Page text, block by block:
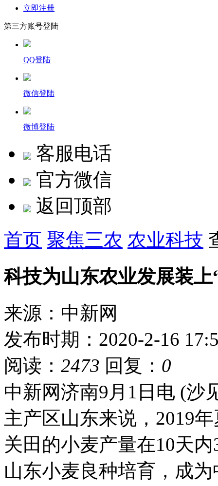
立即注册
第三方账号登陆
QQ登陆
微信登陆
微博登陆
客服电话
官方微信
返回顶部
首页 聚焦三农 农业科技
科技为山东农业发展装上
来源：中新网
发布时期：2020-2-16
阅读： 2473 回复： 0
中新网济南9月1日电 (沙
主产区山东来说，2019
关田的小麦产量在10天
山东小麦良种培育，成